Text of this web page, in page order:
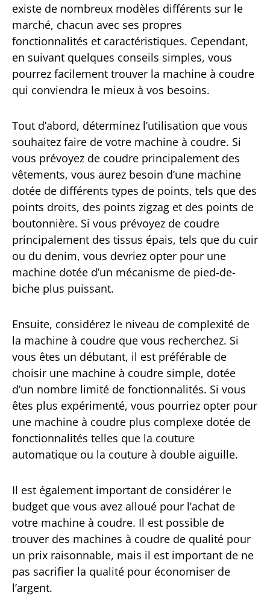
existe de nombreux modèles différents sur le
marché, chacun avec ses propres
fonctionnalités et caractéristiques. Cependant,
en suivant quelques conseils simples, vous
pourrez facilement trouver la machine à coudre
qui conviendra le mieux à vos besoins.
Tout d’abord, déterminez l’utilisation que vous
souhaitez faire de votre machine à coudre. Si
vous prévoyez de coudre principalement des
vêtements, vous aurez besoin d’une machine
dotée de différents types de points, tels que des
points droits, des points zigzag et des points de
boutonnière. Si vous prévoyez de coudre
principalement des tissus épais, tels que du cuir
ou du denim, vous devriez opter pour une
machine dotée d’un mécanisme de pied-de-
biche plus puissant.
Ensuite, considérez le niveau de complexité de
la machine à coudre que vous recherchez. Si
vous êtes un débutant, il est préférable de
choisir une machine à coudre simple, dotée
d’un nombre limité de fonctionnalités. Si vous
êtes plus expérimenté, vous pourriez opter pour
une machine à coudre plus complexe dotée de
fonctionnalités telles que la couture
automatique ou la couture à double aiguille.
Il est également important de considérer le
budget que vous avez alloué pour l’achat de
votre machine à coudre. Il est possible de
trouver des machines à coudre de qualité pour
un prix raisonnable, mais il est important de ne
pas sacrifier la qualité pour économiser de
l’argent.